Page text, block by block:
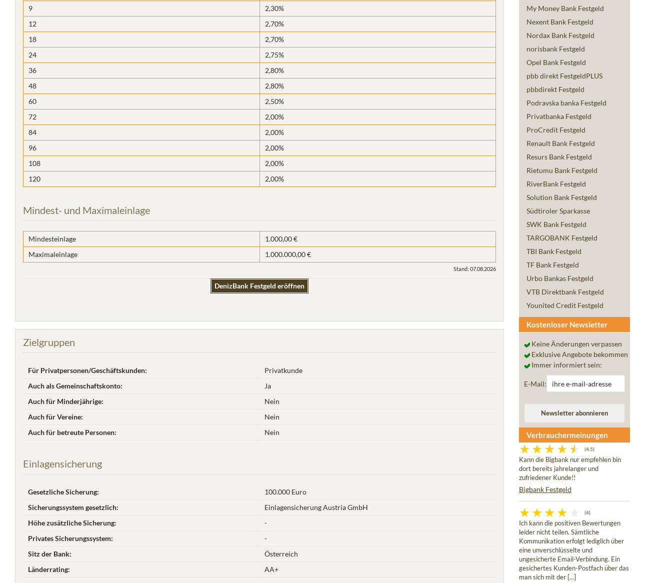
9
2,30%
12
2,70%
18
2,70%
24
2,75%
36
2,80%
48
2,80%
60
2,50%
72
2,00%
84
2,00%
96
2,00%
108
2,00%
120
2,00%
Mindest- und Maximaleinlage
Mindesteinlage
1.000,00 €
Maximaleinlage
1.000.000,00 €
Stand: 07.08.2026
DenizBank Festgeld eröffnen
Zielgruppen
Für Privatpersonen/Geschäftskunden:
Privatkunde
Auch als Gemeinschaftskonto:
Ja
Auch für Minderjährige:
Nein
Auch für Vereine:
Nein
Auch für betreute Personen:
Nein
Einlagensicherung
Gesetzliche Sicherung:
100.000 Euro
Sicherungssystem gesetzlich:
Einlagensicherung Austria GmbH
Höhe zusätzliche Sicherung:
-
Privates Sicherungssystem:
-
Sitz der Bank:
Österreich
Länderrating:
AA+
My Money Bank Festgeld
Nexent Bank Festgeld
Nordax Bank Festgeld
norisbank Festgeld
Opel Bank Festgeld
pbb direkt FestgeldPLUS
pbbdirekt Festgeld
Podravska banka Festgeld
Privatbanka Festgeld
ProCredit Festgeld
Renault Bank Festgeld
Resurs Bank Festgeld
Rietumu Bank Festgeld
RiverBank Festgeld
Solution Bank Festgeld
Südtiroler Sparkasse
SWK Bank Festgeld
TARGOBANK Festgeld
TBI Bank Festgeld
TF Bank Festgeld
Urbo Bankas Festgeld
VTB Direktbank Festgeld
Younited Credit Festgeld
Kostenloser Newsletter
Keine Änderungen verpassen
Exklusive Angebote bekommen
Immer informiert sein:
E-Mail:
Verbrauchermeinungen
(4,5)
Kann die Bigbank nur empfehlen bin
dort bereits jahrelanger und
zufriedener Kunde!!
Bigbank Festgeld
(4)
Ich kann die positiven Bewertungen
leider nicht teilen. Sämtliche
Kommunikation erfolgt lediglich über
eine unverschlüsselte und
ungesicherte Email-Verbindung. Ein
gesichertes Kunden-Postfach über das
man sich mit der [...]